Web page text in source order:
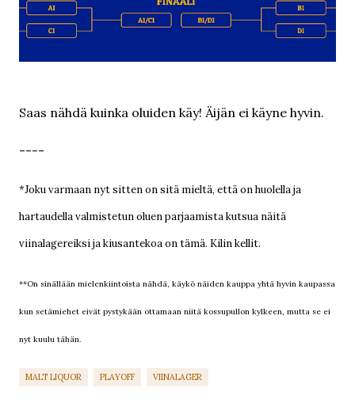
Saas nähdä kuinka oluiden käy! Äijän ei käyne hyvin.
----
*Joku varmaan nyt sitten on sitä mieltä, että on huolella ja
hartaudella valmistetun oluen parjaamista kutsua näitä
viinalagereiksi ja kiusantekoa on tämä. Kilin kellit.
**On sinällään mielenkiintoista nähdä, käykö näiden kauppa yhtä hyvin kaupassa
kun setämiehet eivät pystykään ottamaan niitä kossupullon kylkeen, mutta se ei
nyt kuulu tähän.
MALT LIQUOR PLAYOFF VIINALAGER